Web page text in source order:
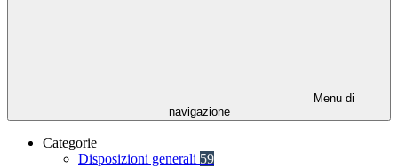
Menu di
navigazione
Categorie
Disposizioni generali 59